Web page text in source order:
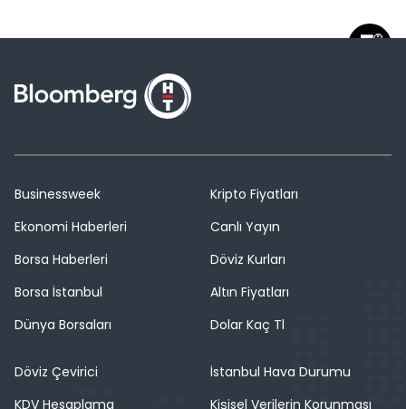
Businessweek
Ekonomi Haberleri
Borsa Haberleri
Borsa İstanbul
Dünya Borsaları
Kripto Fiyatları
Canlı Yayın
Döviz Kurları
Altın Fiyatları
Dolar Kaç Tl
Döviz Çevirici
KDV Hesaplama
İstanbul Hava Durumu
Kişisel Verilerin Korunması